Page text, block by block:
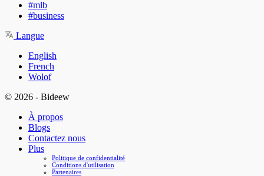
#mlb
#business
Langue
English
French
Wolof
© 2026 - Bideew
À propos
Blogs
Contactez nous
Plus
Politique de confidentialité
Conditions d'utilisation
Partenaires